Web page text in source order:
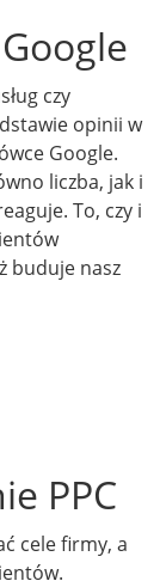
czy
opinii w
Google.
liczba, jak i
To, czy i
buduje nasz
PPC
cele firmy, a